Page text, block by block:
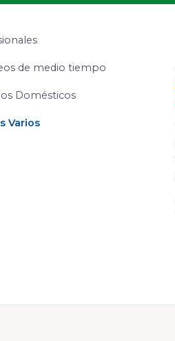
de medio tiempo
Domésticos
Varios